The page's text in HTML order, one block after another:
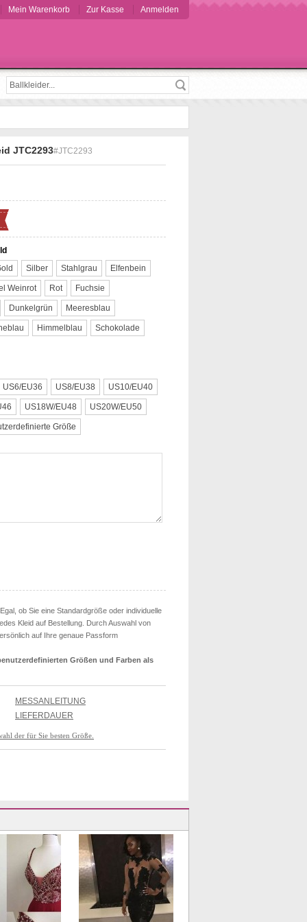
Mein Warenkorb Zur Kasse Anmelden
JTC2293#JTC2293
Silber Stahlgrau Elfenbein
Weinrot Rot Fuchsie
Dunkelgrün Meeresblau
Himmelblau Schokolade
US6/EU36 US8/EU38 US10/EU40
US18W/EU48 US20W/EU50
Größe
ob Sie eine Standardgröße oder individuelle
Kleid auf Bestellung. Durch Auswahl von
auf Ihre genaue Passform
Größen und Farben als
MESSANLEITUNG
LIEFERDAUER
der für Sie besten Größe.